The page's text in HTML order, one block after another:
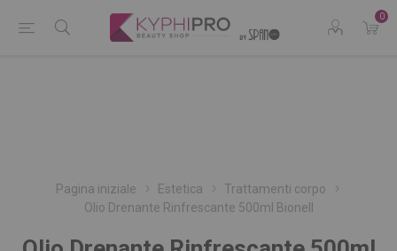
0
Pagina iniziale Estetica
Trattamenti corpo
Olio Drenante Rinfrescante 500ml Bionell